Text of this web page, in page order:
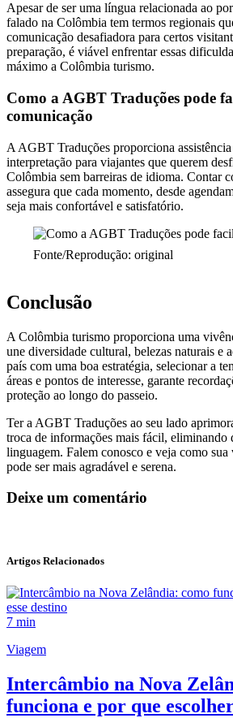
Apesar de ser uma língua relacionada ao
falado na Colômbia tem termos regionais
comunicação desafiadora para certos
preparação, é viável enfrentar essas
máximo a Colômbia turismo.
Como a AGBT Traduções pode
comunicação
A AGBT Traduções proporciona
interpretação para viajantes que querem
Colômbia sem barreiras de idioma. Contar
assegura que cada momento, desde
seja mais confortável e satisfatório.
Fonte/Reprodução: original
Conclusão
A Colômbia turismo proporciona uma
une diversidade cultural, belezas naturais e
país com uma boa estratégia, selecionar a
áreas e pontos de interesse, garante
proteção ao longo do passeio.
Ter a AGBT Traduções ao seu lado
troca de informações mais fácil, eliminando
linguagem. Falem conosco e veja como
pode ser mais agradável e serena.
Deixe um comentário
Artigos Relacionados
7 min
Viagem
Intercâmbio na Nova
funciona e por que